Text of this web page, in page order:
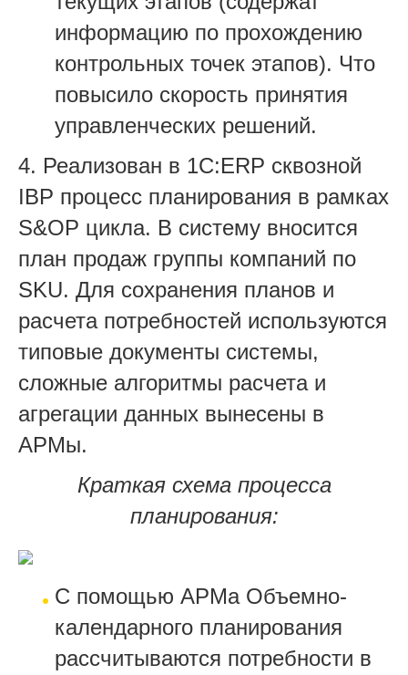
информацию по прохождению
контрольных точек этапов). Что
повысило скорость принятия
управленческих решений.
4. Реализован в 1С:ERP сквозной
IBP процесс планирования в рамках
S&OP цикла. В систему вносится
план продаж группы компаний по
SKU. Для сохранения планов и
расчета потребностей используются
типовые документы системы,
сложные алгоритмы расчета и
агрегации данных вынесены в
АРМы.
Краткая схема процесса
планирования:
С помощью АРМа Объемно-
календарного планирования
рассчитываются потребности в